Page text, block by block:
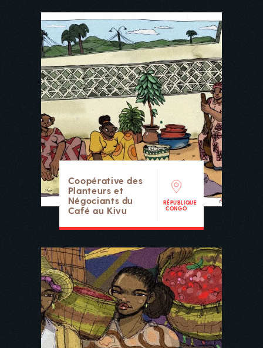
Coopérative des
Planteurs et
Négociants du
Café au Kivu
RÉPUBLIQUE
CONGO